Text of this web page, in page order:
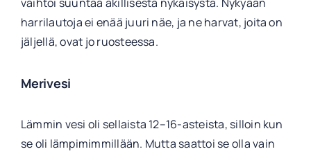
harrilautoja ei enää juuri näe, ja ne harvat, joita on
jäljellä, ovat jo ruosteessa.
Merivesi
Lämmin vesi oli sellaista 12–16-asteista, silloin kun
se oli lämpimimmillään. Mutta saattoi se olla vain